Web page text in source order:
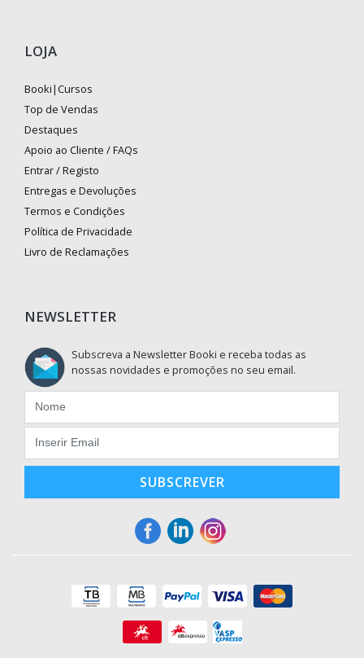
LOJA
Booki|Cursos
Top de Vendas
Destaques
Apoio ao Cliente / FAQs
Entrar / Registo
Entregas e Devoluções
Termos e Condições
Política de Privacidade
Livro de Reclamações
NEWSLETTER
Subscreva a Newsletter Booki e receba todas as
nossas novidades e promoções no seu email.
SUBSCREVER